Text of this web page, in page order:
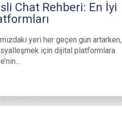
Chat Rehberi: En İyi
yeri her geçen gün artarken,
için dijital platformlara